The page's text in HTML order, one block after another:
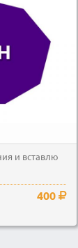
и вставлю
400